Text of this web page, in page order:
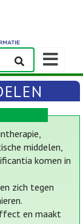
middelen,
komen in
zich tegen
en maakt